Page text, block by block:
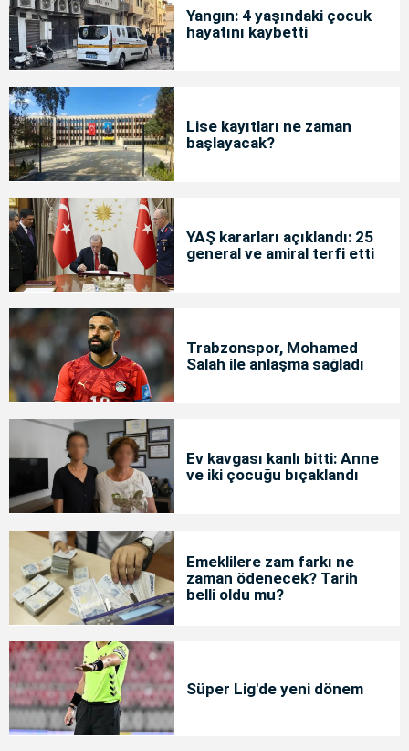
Yangın: 4 yaşındaki çocuk
hayatını kaybetti
Lise kayıtları ne zaman
başlayacak?
YAŞ kararları açıklandı: 25
general ve amiral terfi etti
Trabzonspor, Mohamed
Salah ile anlaşma sağladı
Ev kavgası kanlı bitti: Anne
ve iki çocuğu bıçaklandı
Emeklilere zam farkı ne
zaman ödenecek? Tarih
belli oldu mu?
Süper Lig'de yeni dönem